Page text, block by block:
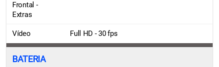
Frontal -
Extras
Vídeo Full HD - 30 fps
BATERIA